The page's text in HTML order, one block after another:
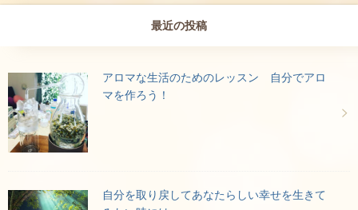
最近の投稿
アロマな生活のためのレッスン 自分でアロ
マを作ろう！
自分を取り戻してあなたらしい幸せを生きて